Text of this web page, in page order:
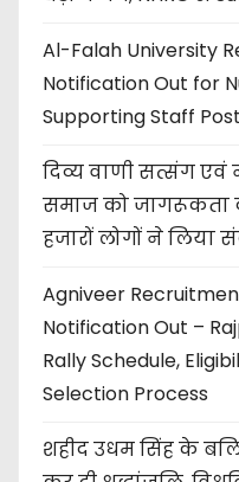
Al-Falah University
Notification Out for
Supporting Staff
दिव्य वाणी सत्संग एवं
समाज को जागरूकता
हजारों लोगों ने लिया
Agniveer
Notification Out –
Rally Schedule,
Selection Process
शहीद उधम सिंह के